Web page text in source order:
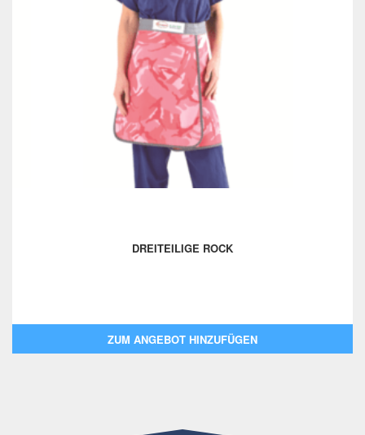
DREITEILIGE ROCK
ZUM ANGEBOT HINZUFÜGEN